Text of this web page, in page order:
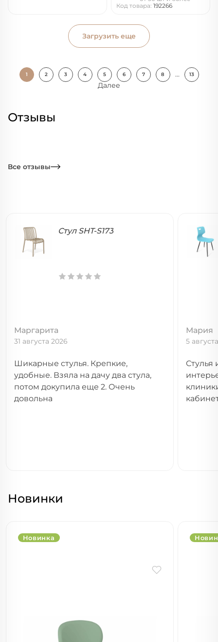
Код товара: 192266
Загрузить еще
1 2 3 4 5 6 7 8 ... 13
Далее
Отзывы
Все отзывы
Стул SHT-S173
Маргарита
31 августа 2026
Шикарные стулья. Крепкие,
удобные. Взяла на дачу два стула,
потом докупила еще 2. Очень
довольна
Мария
5
Стулья
Новинки
Новинка